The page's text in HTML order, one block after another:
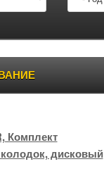
Комплект
дисковый